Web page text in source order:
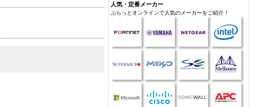
人気・定番メーカー
ぷらっとオンラインで人気のメーカーをご紹介！